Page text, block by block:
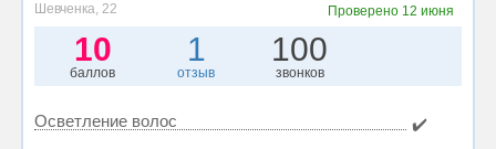
Шевченка, 22 Проверено 12 июня
10
баллов
1
отзыв
100
звонков
Осветление волос ✔️